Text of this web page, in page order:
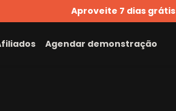
Aproveite 7 dias grátis
Agendar demonstração